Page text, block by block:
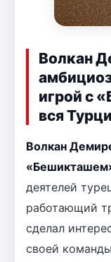
Волкан
игрой с
вся
Волкан
деятелей
работающий
сделал
своей